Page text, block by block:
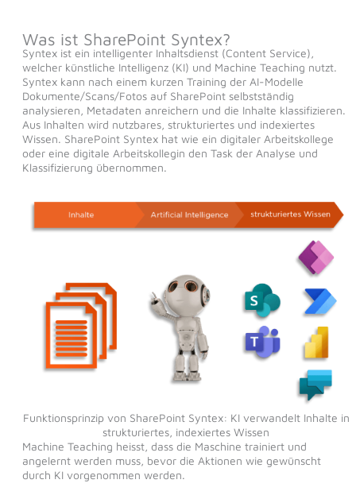
Was ist SharePoint Syntex?
Syntex ist ein intelligenter Inhaltsdienst (Content Service),
welcher künstliche Intelligenz (KI) und Machine Teaching nutzt.
Syntex kann nach einem kurzen Training der AI-Modelle
Dokumente/Scans/Fotos auf SharePoint selbstständig
analysieren, Metadaten anreichern und die Inhalte klassifizieren.
Aus Inhalten wird nutzbares, strukturiertes und indexiertes
Wissen. SharePoint Syntex hat wie ein digitaler Arbeitskollege
oder eine digitale Arbeitskollegin den Task der Analyse und
Klassifizierung übernommen.
Funktionsprinzip von SharePoint Syntex: KI verwandelt Inhalte in
strukturiertes, indexiertes Wissen
Machine Teaching heisst, dass die Maschine trainiert und
angelernt werden muss, bevor die Aktionen wie gewünscht
durch KI vorgenommen werden.